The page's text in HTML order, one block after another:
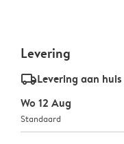
Levering
delivery_standard_v2Levering aan huis
Wo 12 Aug
Standaard